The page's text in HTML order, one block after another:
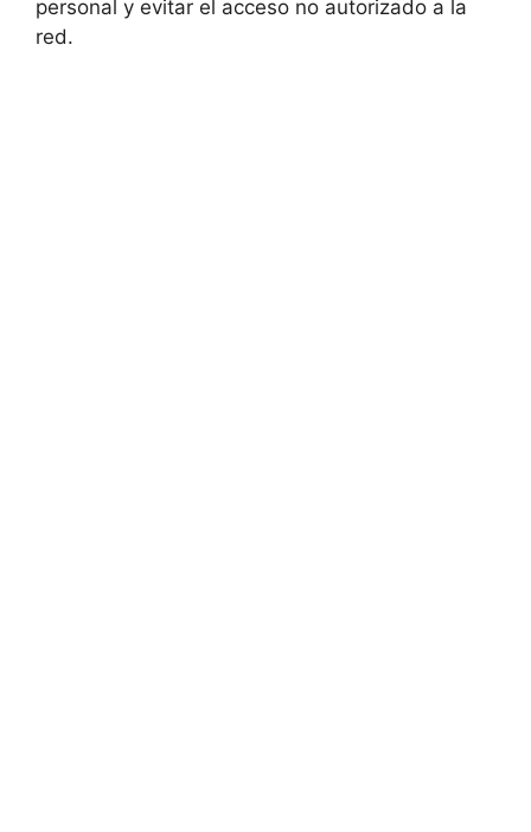
personal y evitar el acceso no autorizado a la
red.